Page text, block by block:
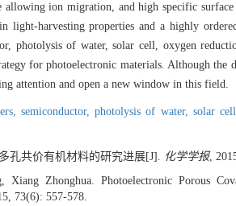
allowing ion migration, and high specific
light-harvesting properties and a highly
photolysis of water, solar cell, oxygen
for photoelectronic materials. Although the
attention and open a new window in this field.
semiconductor,photolysis of water, solar
孔共价有机材料的研究进展[J]. 化学学报,
Zhonghua. Photoelectronic Porous
73(6): 557-578.